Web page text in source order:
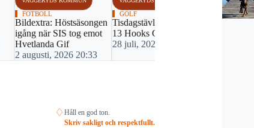
FOTBOLL
Bildextra: Höstsäsongen
igång när SIS tog emot
Hvetlanda Gif
2 augusti, 2026 20:33
GOLF
Tisdagstävling nummer
13 Hooks GK
28 juli, 2026 17:59
SPEEDWAY
♢ Håll en god ton.
Skriv sakligt och respektfullt.